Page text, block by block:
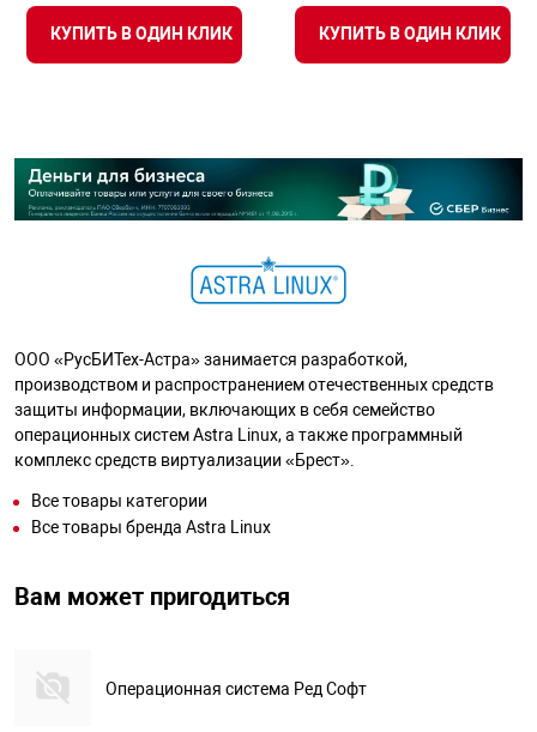
КУПИТЬ В ОДИН КЛИК КУПИТЬ В ОДИН КЛИК
ООО «РусБИТех-Астра» занимается разработкой,
производством и распространением отечественных средств
защиты информации, включающих в себя семейство
операционных систем Astra Linux, а также программный
комплекс средств виртуализации «Брест».
Все товары категории
Все товары бренда Astra Linux
Вам может пригодиться
Операционная система Ред Софт